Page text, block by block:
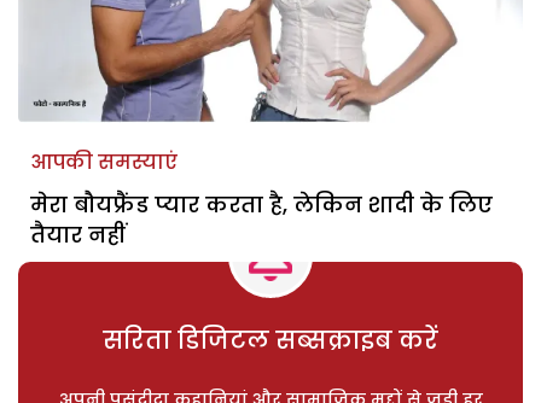
आपकी समस्याएं
मेरा बौयफ्रैंड प्यार करता है, लेकिन शादी के लिए
तैयार नहीं
सरिता डिजिटल सब्सक्राइब करें